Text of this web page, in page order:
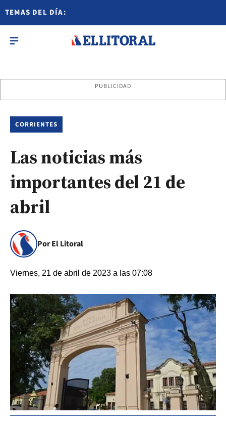
TEMAS DEL DÍA:
PUBLICIDAD
CORRIENTES
Las noticias más
importantes del 21 de
abril
Por El Litoral
Viernes, 21 de abril de 2023 a las 07:08